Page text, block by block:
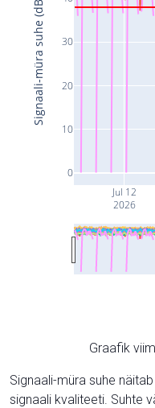
Jul 12
2026
0
10
20
30
Signaali-müra suhe (dB)
Graafik
Signaali-müra suhe
signaali kvaliteeti. Suhte